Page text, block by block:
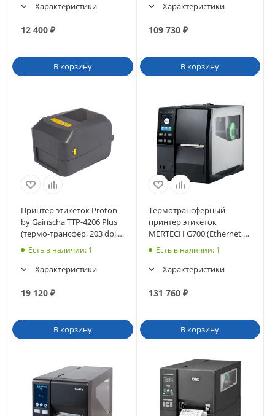
Характеристики
12 400 ₽
В корзину
Характеристики
109 730₽
В корзину
Принтер этикеток Proton
by Gainscha TTP-4206 Plus
(термо-трансфер, 203 dpi,
USB, USB-host,RS232,LAN)
Есть в наличии: 1
Характеристики
19 120 ₽
В корзину
Термотрансферный
принтер этикеток
MERTECH G700 (Ethernet,
USB, RS-232)
Есть в наличии: 1
Характеристики
131 760₽
В корзину